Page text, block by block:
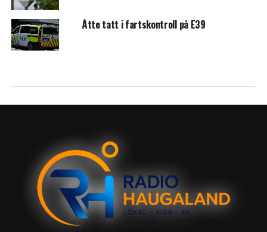
Åtte tatt i fartskontroll på E39